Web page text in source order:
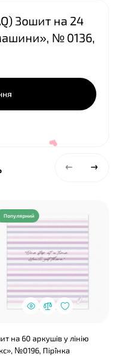
Зошит на 24
№ 0136,
Популярний
на 60 аркушів у лінію
№0196, Пір`їнка
❤